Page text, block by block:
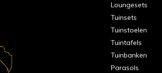
Loungesets
Tuinsets
Tuinstoelen
Tuintafels
Tuinbanken
Parasols